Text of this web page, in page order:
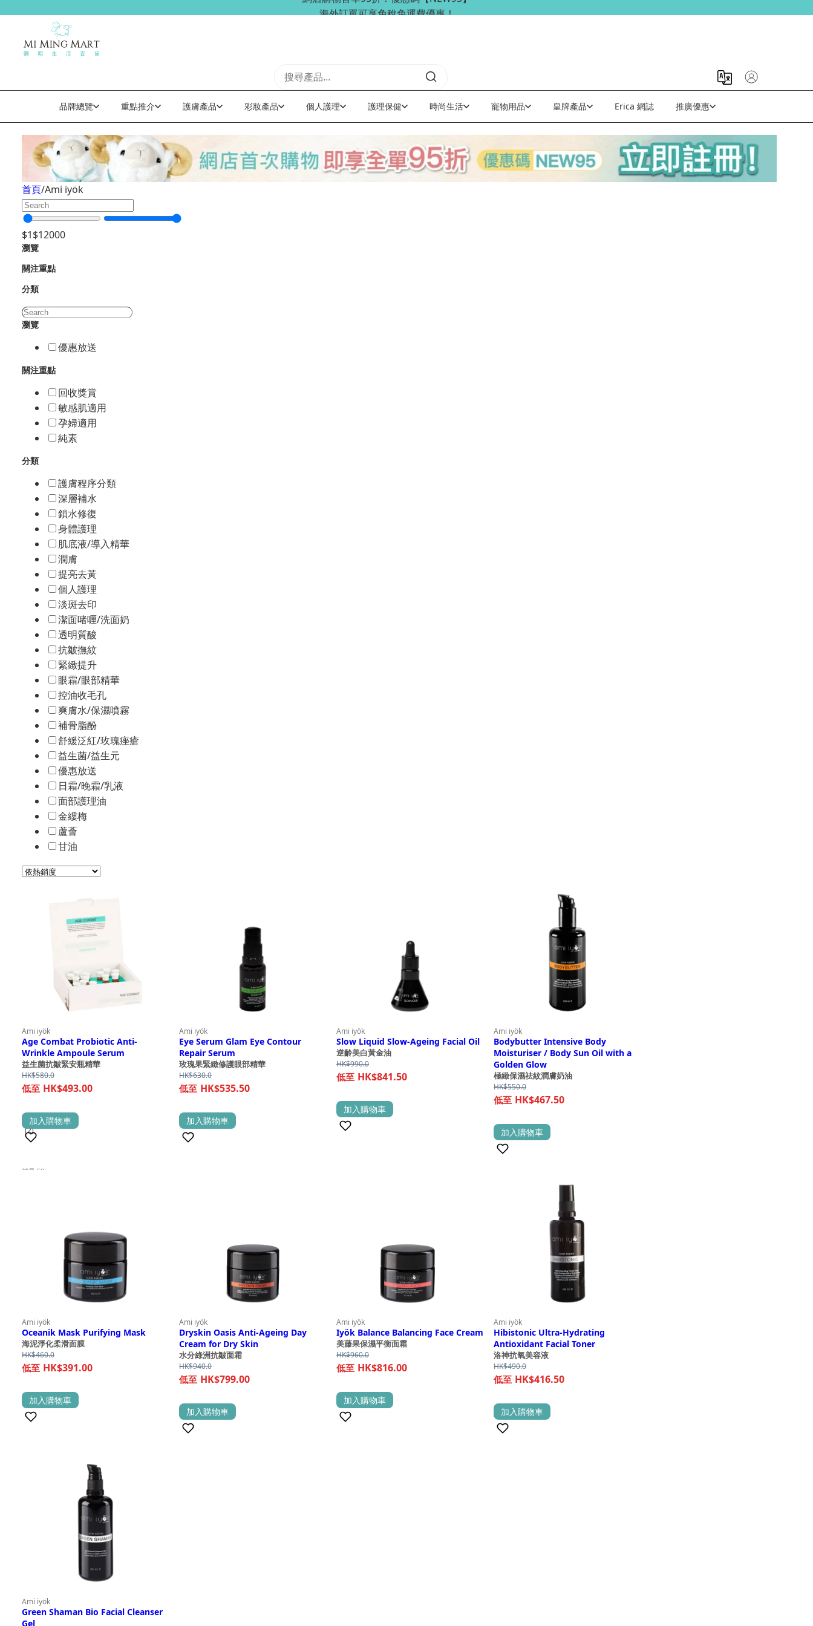
海外訂單可享免稅免運費優惠！
品牌總覽 重點推介 護膚產品 彩妝產品 個人護理 護理保健 時尚生活 寵物用品 皇牌產品 Erica 網誌 推廣優惠
Ami iyök
首頁/Ami iyök
$1$12000
瀏覽
關注重點
分類
瀏覽
優惠放送
關注重點
回收獎賞
敏感肌適用
孕婦適用
純素
分類
護膚程序分類
深層補水
鎖水修復
身體護理
肌底液/導入精華
潤膚
提亮去黃
個人護理
淡斑去印
潔面啫喱/洗面奶
透明質酸
抗皺撫紋
緊緻提升
眼霜/眼部精華
控油收毛孔
爽膚水/保濕噴霧
補骨脂酚
舒緩泛紅/玫瑰痤瘡
益生菌/益生元
優惠放送
日霜/晚霜/乳液
面部護理油
金縷梅
蘆薈
甘油
Ami iyök
Age Combat Probiotic Anti-
Wrinkle Ampoule Serum
益生菌抗皺緊安瓶精華
HK$580.0
HK$493.00
(2)
銷量 50+
加入購物車
Ami iyök
Eye Serum Glam Eye Contour
Repair Serum
玫瑰果緊緻修護眼部精華
HK$630.0
HK$535.50
(1)
加入購物車
Ami iyök
Slow Liquid Slow-Ageing Facial Oil
逆齡美白黃金油
HK$990.0
HK$841.50
(2)
加入購物車
Ami iyök
Bodybutter Intensive Body
Moisturiser / Body Sun Oil with a
Golden Glow
極緻保濕祛紋潤膚奶油
HK$550.0
HK$467.50
(0)
加入購物車
Ami iyök
Oceanik Mask Purifying Mask
海泥淨化柔滑面膜
HK$460.0
HK$391.00
(1)
加入購物車
Ami iyök
Dryskin Oasis Anti-Ageing Day
Cream for Dry Skin
水分綠洲抗皺面霜
HK$940.0
HK$799.00
(2)
加入購物車
Ami iyök
Iyök Balance Balancing Face Cream
美藤果保濕平衡面霜
HK$960.0
HK$816.00
(0)
加入購物車
Ami iyök
Hibistonic Ultra-Hydrating
Antioxidant Facial Toner
洛神抗氧美容液
HK$490.0
HK$416.50
(0)
加入購物車
Ami iyök
Green Shaman Bio Facial Cleanser
Gel